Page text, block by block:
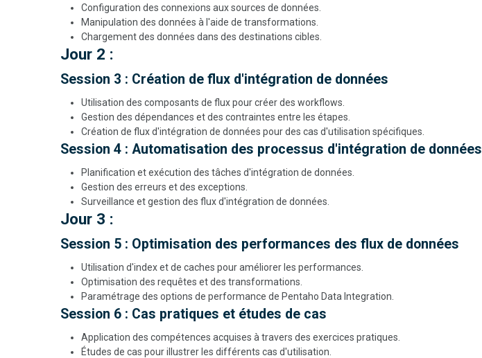
Configuration des connexions aux sources de données.
Manipulation des données à l'aide de transformations.
Chargement des données dans des destinations cibles.
Jour 2 :
Session 3 : Création de flux d'intégration de données
Utilisation des composants de flux pour créer des workflows.
Gestion des dépendances et des contraintes entre les étapes.
Création de flux d'intégration de données pour des cas d'utilisation spécifiques.
Session 4 : Automatisation des processus d'intégration de données
Planification et exécution des tâches d'intégration de données.
Gestion des erreurs et des exceptions.
Surveillance et gestion des flux d'intégration de données.
Jour 3 :
Session 5 : Optimisation des performances des flux de données
Utilisation d'index et de caches pour améliorer les performances.
Optimisation des requêtes et des transformations.
Paramétrage des options de performance de Pentaho Data Integration.
Session 6 : Cas pratiques et études de cas
Application des compétences acquises à travers des exercices pratiques.
Études de cas pour illustrer les différents cas d'utilisation.